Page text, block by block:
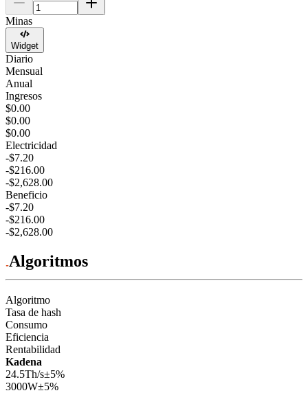
Minas
Widget
Diario
Mensual
Anual
Ingresos
$0.00
$0.00
$0.00
Electricidad
-$7.20
-$216.00
-$2,628.00
Beneficio
-$7.20
-$216.00
-$2,628.00
Algoritmos
Algoritmo
Tasa de hash
Consumo
Eficiencia
Rentabilidad
Kadena
24.5Th/s±5%
3000W±5%